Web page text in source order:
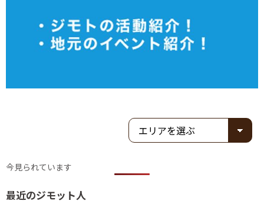
今見られています
最近のジモット人